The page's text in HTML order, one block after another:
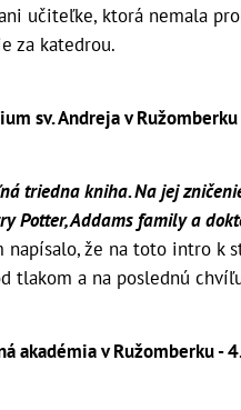
učiteľke, ktorá nemala
za katedrou.
sv. Andreja v
triedna kniha. Na jej
Potter, Addams family a
napísalo, že na toto intro k
tlakom a na poslednú
akadémia v Ružomberku -